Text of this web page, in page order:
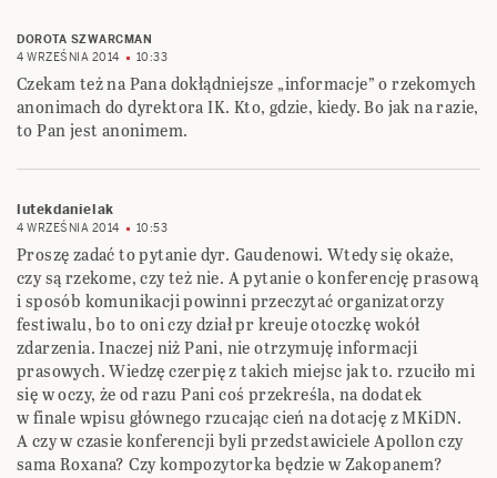
DOROTA SZWARCMAN
4 WRZEŚNIA 2014
10:33
Czekam też na Pana dokłądniejsze „informacje” o rzekomych
anonimach do dyrektora IK. Kto, gdzie, kiedy. Bo jak na razie,
to Pan jest anonimem.
lutekdanielak
4 WRZEŚNIA 2014 10:53
Proszę zadać to pytanie dyr. Gaudenowi. Wtedy się okaże,
czy są rzekome, czy też nie. A pytanie o konferencję prasową
i sposób komunikacji powinni przeczytać organizatorzy
festiwalu, bo to oni czy dział pr kreuje otoczkę wokół
zdarzenia. Inaczej niż Pani, nie otrzymuję informacji
prasowych. Wiedzę czerpię z takich miejsc jak to. rzuciło mi
się w oczy, że od razu Pani coś przekreśla, na dodatek
w finale wpisu głównego rzucając cień na dotację z MKiDN.
A czy w czasie konferencji byli przedstawiciele Apollon czy
sama Roxana? Czy kompozytorka będzie w Zakopanem?